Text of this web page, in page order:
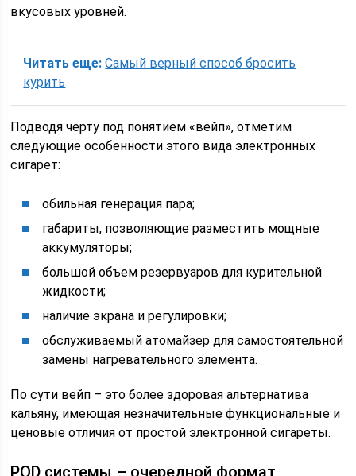
вкусовых уровней.
Читать еще: Самый верный способ бросить
курить
Подводя черту под понятием «вейп», отметим
следующие особенности этого вида электронных
сигарет:
обильная генерация пара;
габариты, позволяющие разместить мощные
аккумуляторы;
большой объем резервуаров для курительной
жидкости;
наличие экрана и регулировки;
обслуживаемый атомайзер для самостоятельной
замены нагревательного элемента.
По сути вейп – это более здоровая альтернатива
кальяну, имеющая незначительные функциональные и
ценовые отличия от простой электронной сигареты.
РOD системы – очередной формат